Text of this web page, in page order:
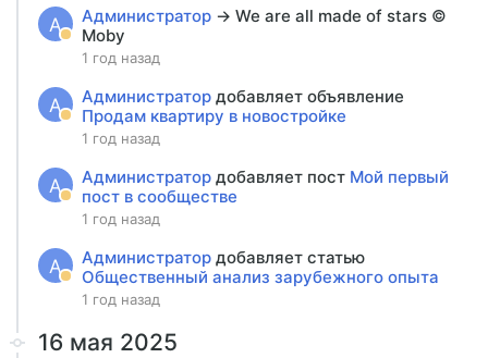
А Администратор → We are all made of stars ©
Moby
1 год назад
А Администратор добавляет объявление
Продам квартиру в новостройке
1 год назад
А Администратор добавляет пост Мой первый
пост в сообществе
1 год назад
А Администратор добавляет статью
Общественный анализ зарубежного опыта
1 год назад
16 мая 2025